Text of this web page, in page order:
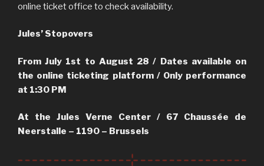
online ticket office to check availability.
Jules’ Stopovers
From July 1st to August 28 / Dates available on
the online ticketing platform / Only performance
at 1:30 PM
At the Jules Verne Center / 67 Chaussée de
Neerstalle – 1190 – Brussels